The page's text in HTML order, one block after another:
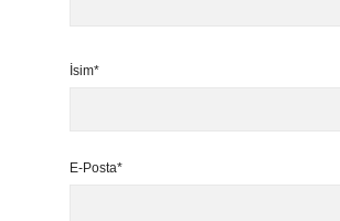
İsim*
E-Posta*